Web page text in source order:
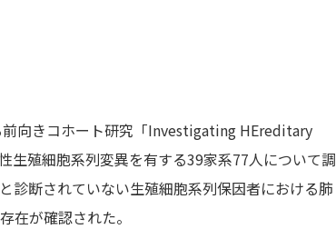
向きコホート研究「Investigating HEreditary
生殖細胞系列変異を有する39家系77人について調
診断されていない生殖細胞系列保因者における肺
在が確認された。